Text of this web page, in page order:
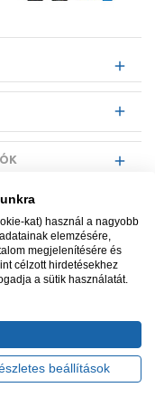
3500
az Octopus 8 ERP
kat) használ a nagyobb
elemzésére,
megjelenítésére és
célzott hirdetésekhez
a sütik használatát.
beállítások